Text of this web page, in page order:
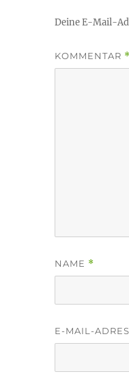
Deine E-Mail-
KOMMENTAR *
NAME *
E-MAIL-